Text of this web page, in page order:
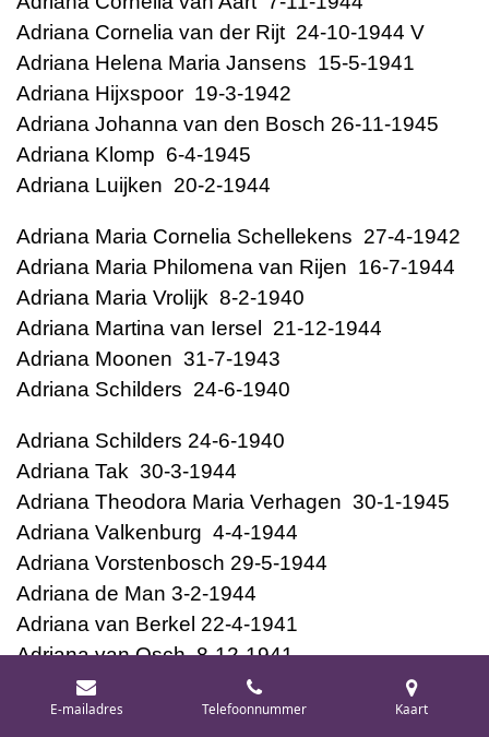
Adriana Cornelia van der Rijt 24-10-1944 V
Adriana Helena Maria Jansens 15-5-1941
Adriana Hijxspoor 19-3-1942
Adriana Johanna van den Bosch 26-11-1945
Adriana Klomp 6-4-1945
Adriana Luijken 20-2-1944
Adriana Maria Cornelia Schellekens 27-4-1942
Adriana Maria Philomena van Rijen 16-7-1944
Adriana Maria Vrolijk 8-2-1940
Adriana Martina van Iersel 21-12-1944
Adriana Moonen 31-7-1943
Adriana Schilders 24-6-1940
Adriana Schilders 24-6-1940
Adriana Tak 30-3-1944
Adriana Theodora Maria Verhagen 30-1-1945
Adriana Valkenburg 4-4-1944
Adriana Vorstenbosch 29-5-1944
Adriana de Man 3-2-1944
Adriana van Berkel 22-4-1941
Adriana van Osch 8-12-1941
Adriana van Rooij 1-7-1943
Adriana van Schijndel 7-10-1943
E-mailadres Telefoonnummer Kaart